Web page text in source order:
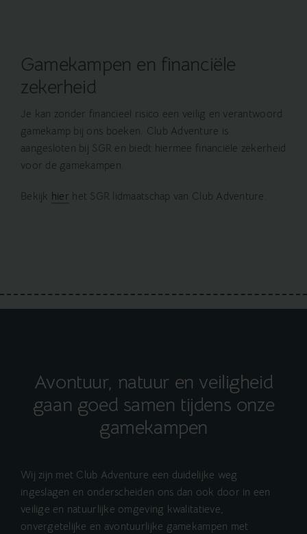
Gamekampen en financiële
zekerheid
Je kan zonder financieel risico een veilig en verantwoord
gamekamp bij ons boeken. Club Adventure is
aangesloten bij SGR en biedt hiermee financiële zekerheid
voor de gamekampen.
Bekijk hier het SGR lidmaatschap van Club Adventure.
Avontuur, natuur en veiligheid
gaan goed samen tijdens onze
gamekampen
Wij zijn met Club Adventure een duidelijke weg
ingeslagen en onderscheiden ons dan ook door in een
veilige en natuurlijke omgeving kwalitatieve,
onvergetelijke en avontuurlijke gamekampen met